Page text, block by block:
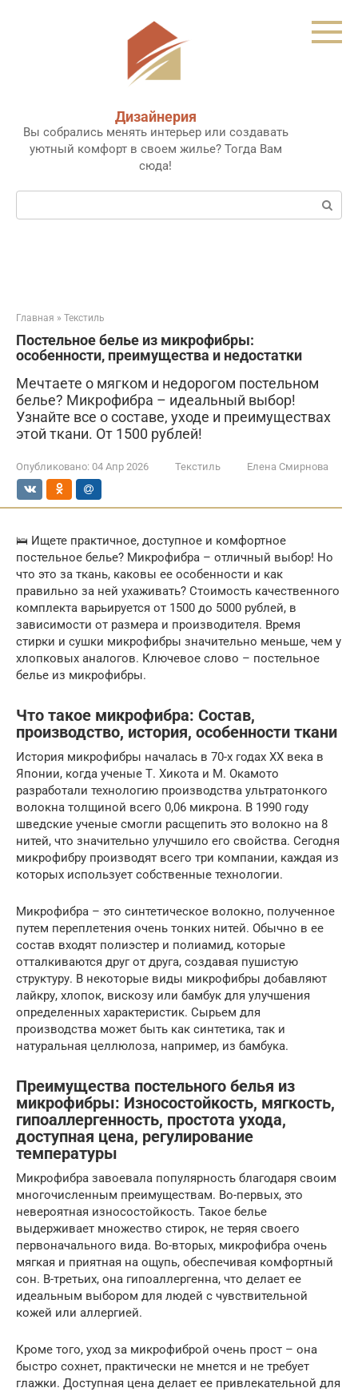
Дизайнерия
Вы собрались менять интерьер или создавать
уютный комфорт в своем жилье? Тогда Вам
сюда!
Поиск:
Главная » Текстиль
Постельное белье из микрофибры:
особенности, преимущества и недостатки
Мечтаете о мягком и недорогом постельном
белье? Микрофибра – идеальный выбор!
Узнайте все о составе, уходе и преимуществах
этой ткани. От 1500 рублей!
Опубликовано: 04 Апр 2026 Текстиль Елена Смирнова
🛌 Ищете практичное, доступное и комфортное
постельное белье? Микрофибра – отличный выбор! Но
что это за ткань, каковы ее особенности и как
правильно за ней ухаживать? Стоимость качественного
комплекта варьируется от 1500 до 5000 рублей, в
зависимости от размера и производителя. Время
стирки и сушки микрофибры значительно меньше, чем у
хлопковых аналогов. Ключевое слово – постельное
белье из микрофибры.
Что такое микрофибра: Состав,
производство, история, особенности ткани
История микрофибры началась в 70-х годах XX века в
Японии, когда ученые Т. Хикота и М. Окамото
разработали технологию производства ультратонкого
волокна толщиной всего 0,06 микрона. В 1990 году
шведские ученые смогли расщепить это волокно на 8
нитей, что значительно улучшило его свойства. Сегодня
микрофибру производят всего три компании, каждая из
которых использует собственные технологии.
Микрофибра – это синтетическое волокно, полученное
путем переплетения очень тонких нитей. Обычно в ее
состав входят полиэстер и полиамид, которые
отталкиваются друг от друга, создавая пушистую
структуру. В некоторые виды микрофибры добавляют
лайкру, хлопок, вискозу или бамбук для улучшения
определенных характеристик. Сырьем для
производства может быть как синтетика, так и
натуральная целлюлоза, например, из бамбука.
Преимущества постельного белья из
микрофибры: Износостойкость, мягкость,
гипоаллергенность, простота ухода,
доступная цена, регулирование
температуры
Микрофибра завоевала популярность благодаря своим
многочисленным преимуществам. Во-первых, это
невероятная износостойкость. Такое белье
выдерживает множество стирок, не теряя своего
первоначального вида. Во-вторых, микрофибра очень
мягкая и приятная на ощупь, обеспечивая комфортный
сон. В-третьих, она гипоаллергенна, что делает ее
идеальным выбором для людей с чувствительной
кожей или аллергией.
Кроме того, уход за микрофиброй очень прост – она
быстро сохнет, практически не мнется и не требует
глажки. Доступная цена делает ее привлекательной для